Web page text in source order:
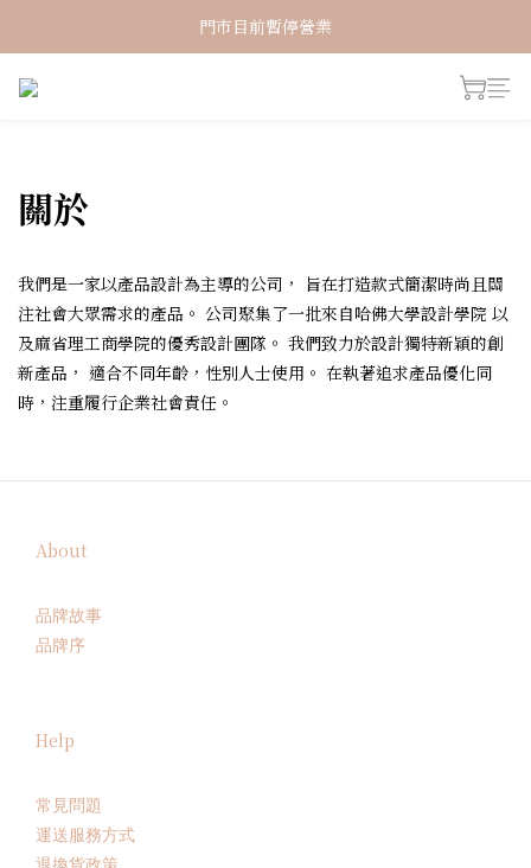
新加入會員！即享有NT150購物金
門市目前暫停營業
關於
我們是一家以產品設計為主導的公司， 旨在打造款式簡潔時尚且關
注社會大眾需求的產品。 公司聚集了一批來自哈佛大學設計學院 以
及麻省理工商學院的優秀設計團隊。 我們致力於設計獨特新穎的創
新產品， 適合不同年齡，性別人士使用。 在執著追求產品優化同
時，注重履行企業社會責任。
About
品牌故事
品牌序
Help
常見問題
運送服務方式